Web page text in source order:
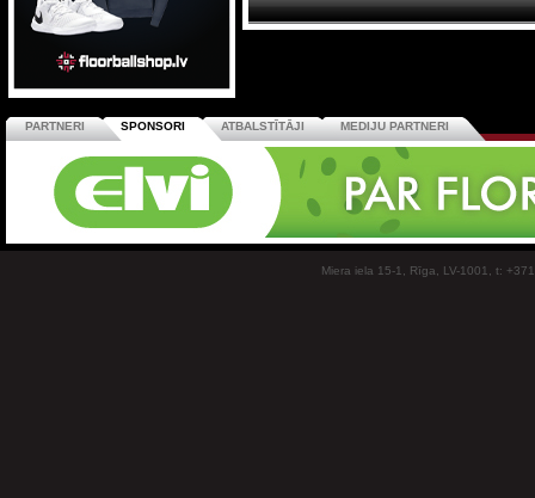
PARTNERI SPONSORI ATBALSTĪTĀJI MEDIJU PARTNERI
Miera iela 15-1, Rīga, LV-1001, t: